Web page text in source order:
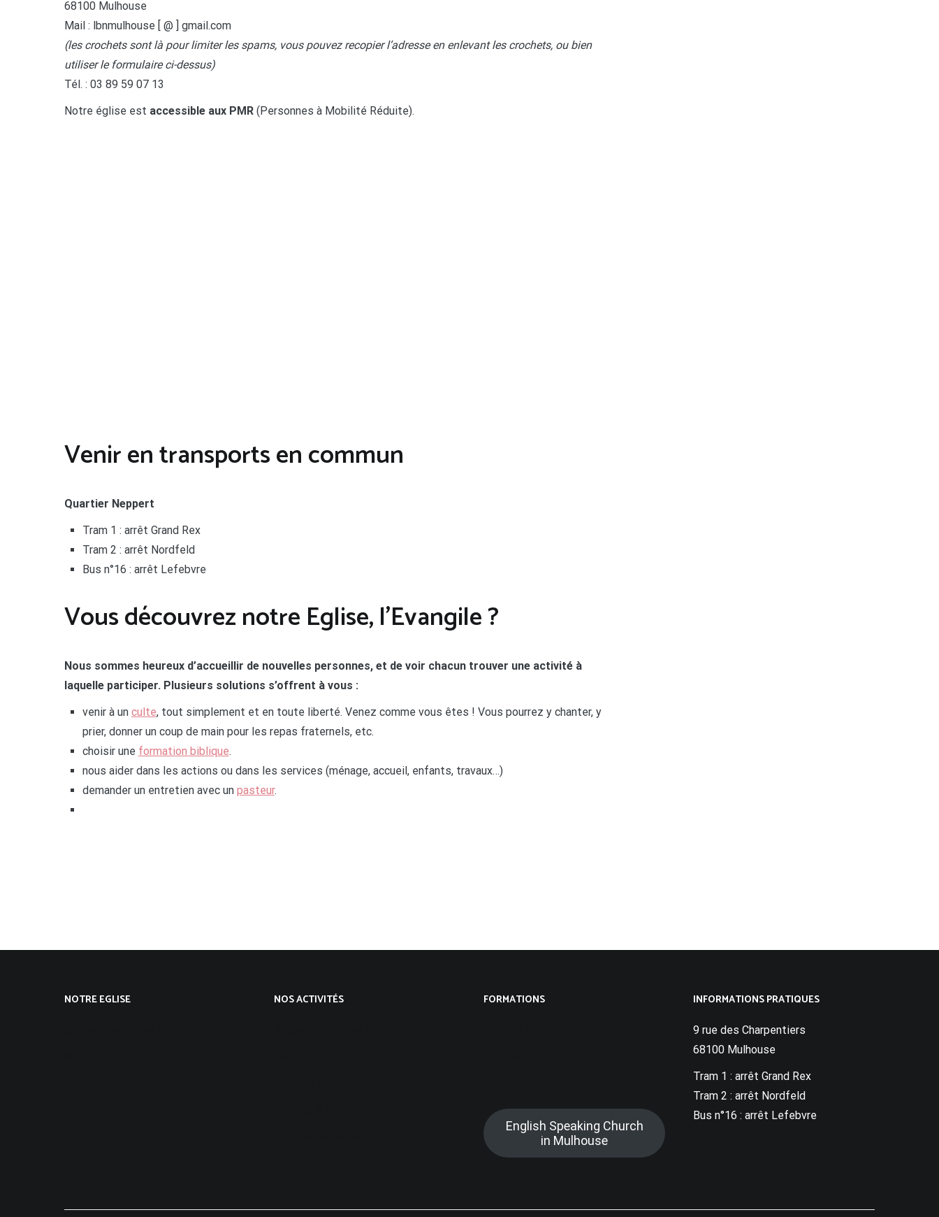
68100 Mulhouse
Mail : lbnmulhouse [ @ ] gmail.com
(les crochets sont là pour limiter les spams, vous pouvez recopier l’adresse en enlevant les crochets, ou bien
utiliser le formulaire ci-dessus)
Tél. : 03 89 59 07 13
Notre église est accessible aux PMR (Personnes à Mobilité Réduite).
Venir en transports en commun
Quartier Neppert
Tram 1 : arrêt Grand Rex
Tram 2 : arrêt Nordfeld
Bus n°16 : arrêt Lefebvre
Vous découvrez notre Eglise, l’Evangile ?
Nous sommes heureux d’accueillir de nouvelles personnes, et de voir chacun trouver une activité à
laquelle participer. Plusieurs solutions s’offrent à vous :
venir à un culte, tout simplement et en toute liberté. Venez comme vous êtes ! Vous pourrez y chanter, y
prier, donner un coup de main pour les repas fraternels, etc.
choisir une formation biblique.
nous aider dans les actions ou dans les services (ménage, accueil, enfants, travaux…)
demander un entretien avec un pasteur.
NOTRE EGLISE NOS ACTIVITÉS FORMATIONS
English Speaking Church
in Mulhouse
INFORMATIONS PRATIQUES
9 rue des Charpentiers
68100 Mulhouse
Tram 1 : arrêt Grand Rex
Tram 2 : arrêt Nordfeld
Bus n°16 : arrêt Lefebvre